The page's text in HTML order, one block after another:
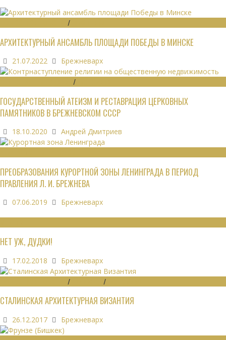
/
АРХИТЕКТУРНЫЙ АНСАМБЛЬ ПЛОЩАДИ ПОБЕДЫ В МИНСКЕ
21.07.2022 Брежневарх
/
ГОСУДАРСТВЕННЫЙ АТЕИЗМ И РЕСТАВРАЦИЯ ЦЕРКОВНЫХ
ПАМЯТНИКОВ В БРЕЖНЕВСКОМ СССР
18.10.2020 Андрей Дмитриев
ПРЕОБРАЗОВАНИЯ КУРОРТНОЙ ЗОНЫ ЛЕНИНГРАДА В ПЕРИОД
ПРАВЛЕНИЯ Л. И. БРЕЖНЕВА
07.06.2019 Брежневарх
НЕТ УЖ, ДУДКИ!
17.02.2018 Брежневарх
/ /
СТАЛИНСКАЯ АРХИТЕКТУРНАЯ ВИЗАНТИЯ
26.12.2017 Брежневарх